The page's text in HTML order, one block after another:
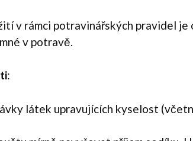
v rámci potravinářských pravidel je
v potravě.
:
látek upravujících kyselost